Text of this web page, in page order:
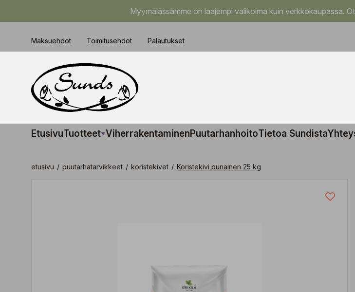
Myymälässämme on laajempi valikoima kuin verkkokaupassa.
Maksuehdot Toimitusehdot Palautukset
EtusivuTuotteet ViherrakentaminenPuutarhanhoitoTietoa Sundista
etusivu / puutarhatarvikkeet / koristekivet / Koristekivi punainen 25 kg